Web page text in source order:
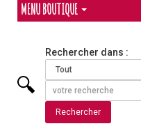
MENU BOUTIQUE
Rechercher dans :